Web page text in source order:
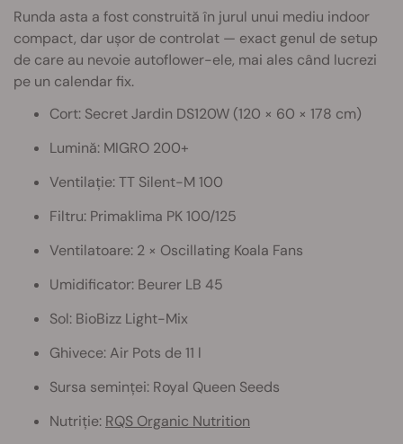
Runda asta a fost construită în jurul unui mediu indoor
compact, dar ușor de controlat — exact genul de setup
de care au nevoie autoflower-ele, mai ales când lucrezi
pe un calendar fix.
Cort: Secret Jardin DS120W (120 × 60 × 178 cm)
Lumină: MIGRO 200+
Ventilație: TT Silent-M 100
Filtru: Primaklima PK 100/125
Ventilatoare: 2 × Oscillating Koala Fans
Umidificator: Beurer LB 45
Sol: BioBizz Light-Mix
Ghivece: Air Pots de 11 l
Sursa seminței: Royal Queen Seeds
Nutriție: RQS Organic Nutrition